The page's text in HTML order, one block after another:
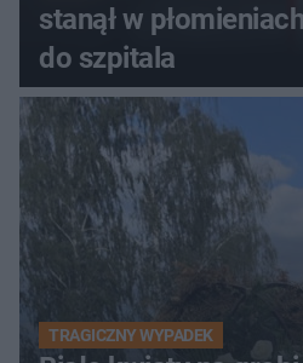
stanął w
do szpitala
TRAGICZNY WYPADEK